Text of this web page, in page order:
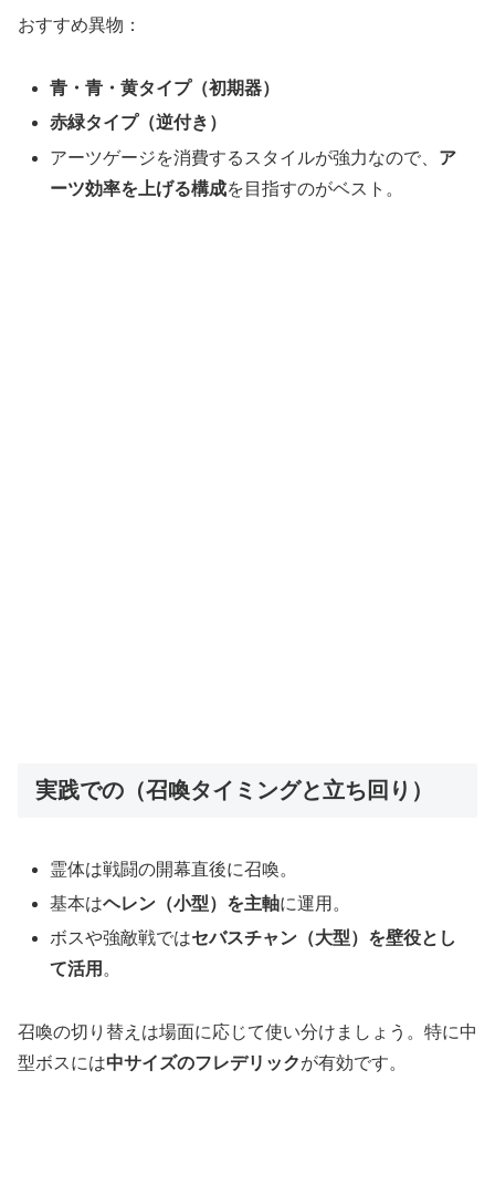
おすすめ異物：
青・青・黄タイプ（初期器）
赤緑タイプ（逆付き）
アーツゲージを消費するスタイルが強力なので、 ア
ーツ効率を上げる構成を目指すのがベスト。
実践での（召喚タイミングと立ち回り）
霊体は戦闘の開幕直後に召喚。
基本はヘレン（小型）を主軸に運用。
ボスや強敵戦ではセバスチャン（大型）を壁役とし
て活用 。
召喚の切り替えは場面に応じて使い分けましょう。特に中
型ボスには中サイズのフレデリックが有効です。